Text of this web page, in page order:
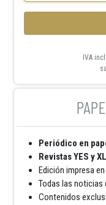
IVA
Periódico en
Revistas YES y
Edición impresa
Todas las noticias
Contenidos